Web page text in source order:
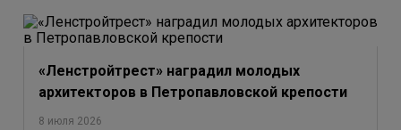
«Ленстройтрест» наградил молодых
архитекторов в Петропавловской крепости
8 июля 2026